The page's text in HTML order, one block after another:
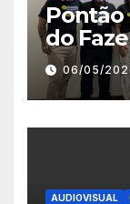
Pontão
do
Filme
Roxo e
06/05/
AUDIOVISUAL